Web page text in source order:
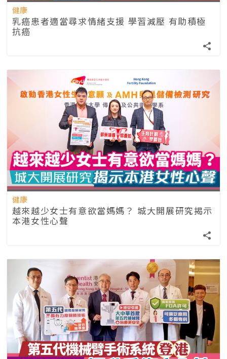
健康
乳癌患者適當尋求情緒支援 學習減壓 有助積極
抗癌
健康
越來越少女士有意欲當媽媽？ 城大開展研究揭示
本港女性心聲